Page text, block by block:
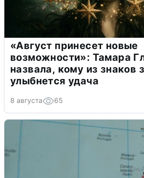
«Август принесет новые
возможности»: Тамара
назвала, кому из знаков
улыбнется удача
8 августа 65